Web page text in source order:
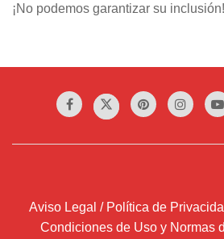
¡No podemos garantizar su inclusión!
Aviso Legal / Política de
Condiciones de Uso y Normas